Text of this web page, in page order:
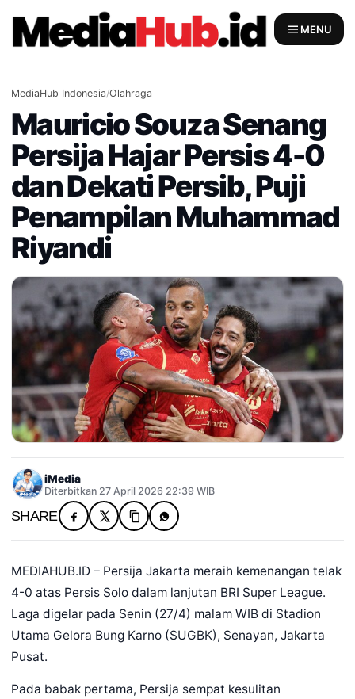
content
MENU
MediaHub Indonesia/Olahraga
Mauricio Souza Senang
Persija Hajar Persis 4-0
dan Dekati Persib, Puji
Penampilan Muhammad
Riyandi
iMedia
Diterbitkan 27 April 2026 22:39 WIB
SHARE
MEDIAHUB.ID – Persija Jakarta meraih kemenangan telak
4-0 atas Persis Solo dalam lanjutan BRI Super League.
Laga digelar pada Senin (27/4) malam WIB di Stadion
Utama Gelora Bung Karno (SUGBK), Senayan, Jakarta
Pusat.
Pada babak pertama, Persija sempat kesulitan